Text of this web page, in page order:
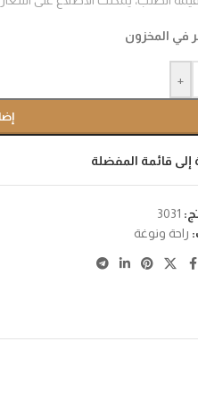
في المخزون
+
إلى قائمة المفضلة
3031
راحة ونوغة